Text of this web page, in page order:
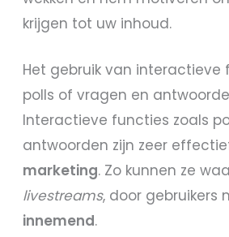
krijgen tot uw inhoud.
Het gebruik van interactieve
polls of vragen en
Interactieve functies zoals
antwoorden zijn zeer
marketing. Zo kunnen ze
livestreams, door gebruikers
innemend.